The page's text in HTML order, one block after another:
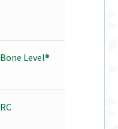
Bone Level®
RC